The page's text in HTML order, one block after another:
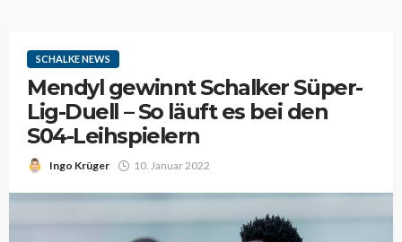
SCHALKE NEWS
Mendyl gewinnt Schalker Süper-
Lig-Duell – So läuft es bei den
S04-Leihspielern
Ingo Krüger 10. Januar 2022